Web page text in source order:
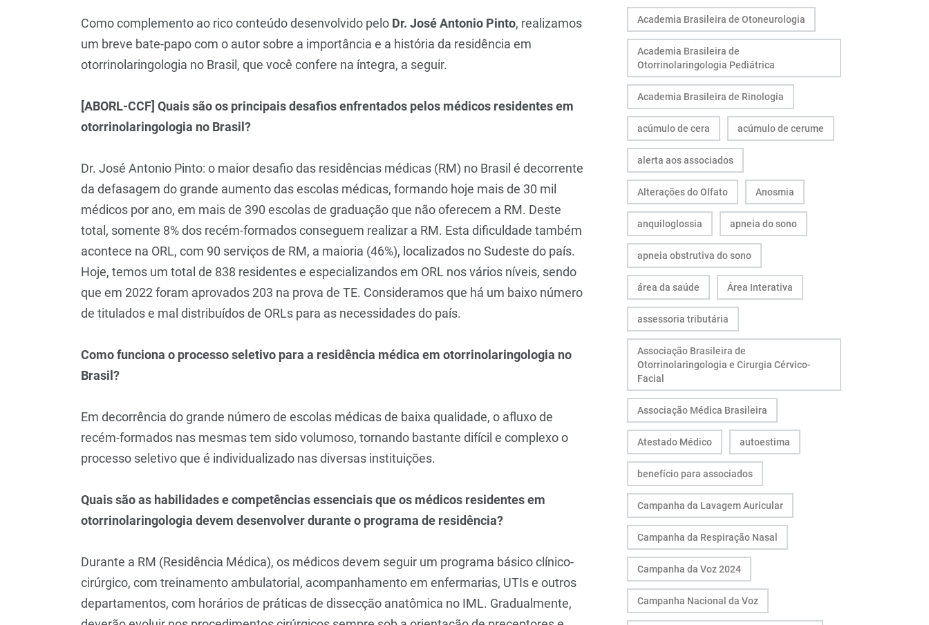
Como complemento ao rico conteúdo desenvolvido pelo Dr. José Antonio Pinto, realizamos
um breve bate-papo com o autor sobre a importância e a história da residência em
otorrinolaringologia no Brasil, que você confere na íntegra, a seguir.
[ABORL-CCF] Quais são os principais desafios enfrentados pelos médicos residentes em
otorrinolaringologia no Brasil?
Dr. José Antonio Pinto: o maior desafio das residências médicas (RM) no Brasil é decorrente
da defasagem do grande aumento das escolas médicas, formando hoje mais de 30 mil
médicos por ano, em mais de 390 escolas de graduação que não oferecem a RM. Deste
total, somente 8% dos recém-formados conseguem realizar a RM. Esta dificuldade também
acontece na ORL, com 90 serviços de RM, a maioria (46%), localizados no Sudeste do país.
Hoje, temos um total de 838 residentes e especializandos em ORL nos vários níveis, sendo
que em 2022 foram aprovados 203 na prova de TE. Consideramos que há um baixo número
de titulados e mal distribuídos de ORLs para as necessidades do país.
Como funciona o processo seletivo para a residência médica em otorrinolaringologia no
Brasil?
Em decorrência do grande número de escolas médicas de baixa qualidade, o afluxo de
recém-formados nas mesmas tem sido volumoso, tornando bastante difícil e complexo o
processo seletivo que é individualizado nas diversas instituições.
Quais são as habilidades e competências essenciais que os médicos residentes em
otorrinolaringologia devem desenvolver durante o programa de residência?
Durante a RM (Residência Médica), os médicos devem seguir um programa básico clínico-
cirúrgico, com treinamento ambulatorial, acompanhamento em enfermarias, UTIs e outros
departamentos, com horários de práticas de dissecção anatômica no IML. Gradualmente,
Academia Brasileira de Otoneurologia
Academia Brasileira de
Otorrinolaringologia Pediátrica
Academia Brasileira de Rinologia
acúmulo de cera acúmulo de cerume
alerta aos associados
Alterações do Olfato Anosmia
anquiloglossia apneia do sono
apneia obstrutiva do sono
área da saúde Área Interativa
assessoria tributária
Associação Brasileira de
Otorrinolaringologia e Cirurgia Cérvico-
Facial
Associação Médica Brasileira
Atestado Médico autoestima
benefício para associados
Campanha da Lavagem Auricular
Campanha da Respiração Nasal
Campanha da Voz 2024
Campanha Nacional da Voz